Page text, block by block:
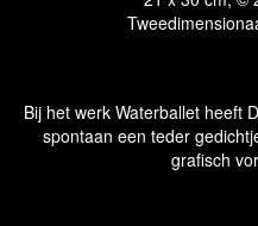
Bij het werk Waterballet heeft
spontaan een teder
grafisch